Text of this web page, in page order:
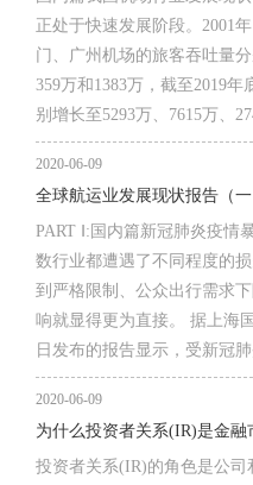
正处于快速发展阶段。2001
门、广州机场的旅客吞吐量分
359万和1383万，截至2019年
别增长至5293万、7615万、
2020-06-09
PART Ⅰ:国内篇新冠肺炎疫情
数行业都遭遇了不同程度的
到严格限制、公众出行需求
响就显得更为直接。 据上海
日发布的报告显示，受新冠肺
2020-06-09
为什么投资者关系(IR)是金融
投资者关系(IR)的角色是公司